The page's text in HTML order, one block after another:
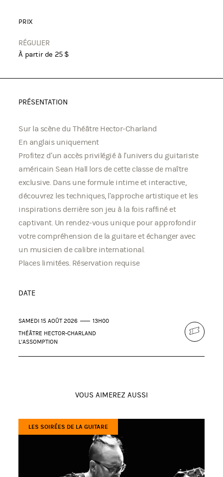
PRIX
RÉGULIER
À partir de 25 $
PRÉSENTATION
Sur la scène du Théâtre Hector-Charland
En anglais uniquement
Profitez d’un accès privilégié à l’univers du guitariste
américain Sean Hall lors de cette classe de maître
exclusive. Dans une formule intime et interactive,
découvrez les techniques, l’approche artistique et les
inspirations derrière son jeu à la fois raffiné et
captivant. Un rendez-vous unique pour approfondir
votre compréhension de la guitare et échanger avec
un musicien de calibre international.
Places limitées. Réservation requise
DATE
SAMEDI 15 AOÛT 2026
13H00
THÉÂTRE HECTOR-CHARLAND
L'ASSOMPTION
VOUS AIMEREZ AUSSI
LES SOIRÉES DE LA GUITARE